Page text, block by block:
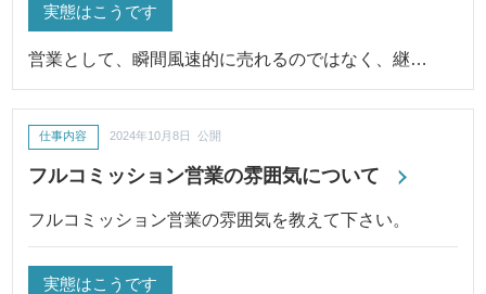
実態はこうです
営業として、瞬間風速的に売れるのではなく、継…
フルコミッション営業の雰囲気について
仕事内容 2024年10月8日 公開
フルコミッション営業の雰囲気を教えて下さい。
実態はこうです